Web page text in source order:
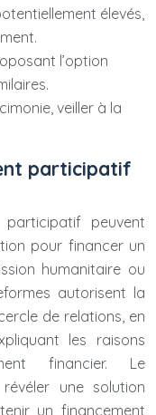
élevés,
l’option
veiller à la
participatif
peuvent
pour financer un
humanitaire ou
autorisent la
de relations, en
les raisons
financier. Le
une solution
un financement